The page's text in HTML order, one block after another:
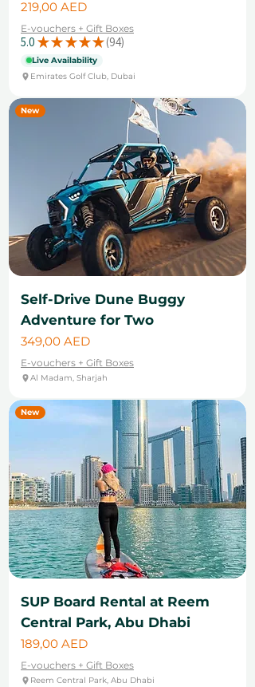
Cena
219,00 AED
E-vouchers + Gift Boxes
5.0 ★ ★ ★ ★ ★ 94
94
Live Availability
Emirates Golf Club, Dubai
New
Self-Drive Dune Buggy
Adventure for Two
Cena
349,00 AED
E-vouchers + Gift Boxes
Al Madam, Sharjah
New
SUP Board Rental at Reem
Central Park, Abu Dhabi
Cena
189,00 AED
E-vouchers + Gift Boxes
Reem Central Park, Abu Dhabi